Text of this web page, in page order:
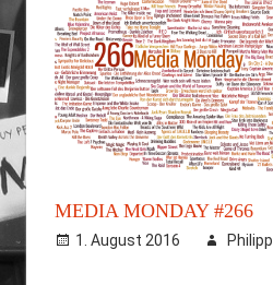
MEDIA MONDAY #266
1. August 2016 Philipp